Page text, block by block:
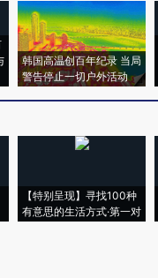
韩国高温创百年纪录 当局
警告停止一切户外活动
【特别呈现】寻找100种
有意思的生活方式·第一对